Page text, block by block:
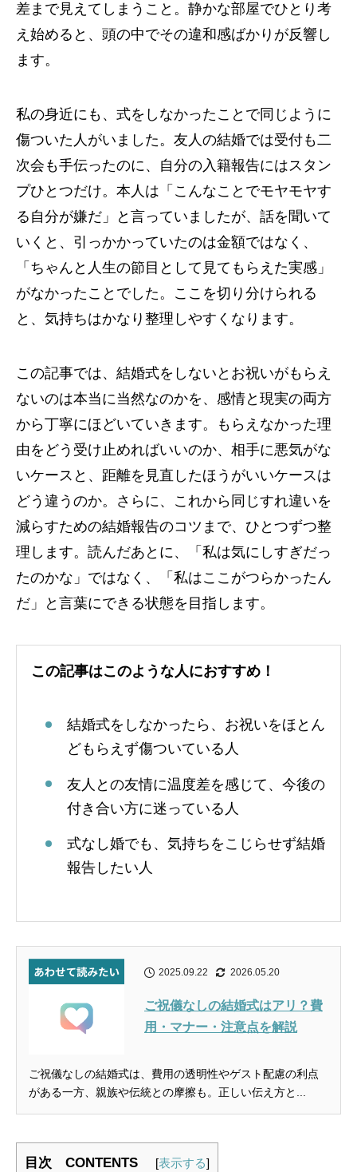
差まで見えてしまうこと。静かな部屋でひとり考
え始めると、頭の中でその違和感ばかりが反響し
ます。
私の身近にも、式をしなかったことで同じように
傷ついた人がいました。友人の結婚では受付も二
次会も手伝ったのに、自分の入籍報告にはスタン
プひとつだけ。本人は「こんなことでモヤモヤす
る自分が嫌だ」と言っていましたが、話を聞いて
いくと、引っかかっていたのは金額ではなく、
「ちゃんと人生の節目として見てもらえた実感」
がなかったことでした。ここを切り分けられる
と、気持ちはかなり整理しやすくなります。
この記事では、結婚式をしないとお祝いがもらえ
ないのは本当に当然なのかを、感情と現実の両方
から丁寧にほどいていきます。もらえなかった理
由をどう受け止めればいいのか、相手に悪気がな
いケースと、距離を見直したほうがいいケースは
どう違うのか。さらに、これから同じすれ違いを
減らすための結婚報告のコツまで、ひとつずつ整
理します。読んだあとに、「私は気にしすぎだっ
たのかな」ではなく、「私はここがつらかったん
だ」と言葉にできる状態を目指します。
この記事はこのような人におすすめ！
結婚式をしなかったら、お祝いをほとん
どもらえず傷ついている人
友人との友情に温度差を感じて、今後の
付き合い方に迷っている人
式なし婚でも、気持ちをこじらせず結婚
報告したい人
2025.09.22 2026.05.20
ご祝儀なしの結婚式はアリ？費
用・マナー・注意点を解説
ご祝儀なしの結婚式は、費用の透明性やゲスト配慮の利点
がある一方、親族や伝統との摩擦も。正しい伝え方と...
目次 CONTENTS [表示する]